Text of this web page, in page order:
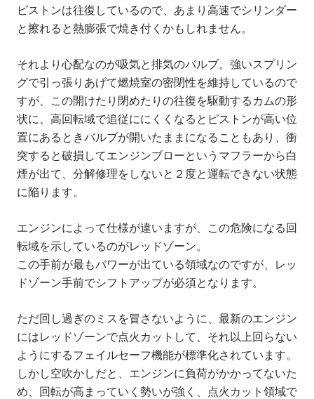
ピストンは往復しているので、あまり高速でシリンダー
と擦れると熱膨張で焼き付くかもしれません。
それより心配なのが吸気と排気のバルブ。強いスプリン
グで引っ張りあげて燃焼室の密閉性を維持しているので
すが、この開けたり閉めたりの往復を駆動するカムの形
状に、高回転域で追従ににくくなるとピストンが高い位
置にあるときバルブが開いたままになることもあり、衝
突すると破損してエンジンブローというマフラーから白
煙が出て、分解修理をしないと２度と運転できない状態
に陥ります。
エンジンによって仕様が違いますが、この危険になる回
転域を示しているのがレッドゾーン。
この手前が最もパワーが出ている領域なのですが、レッ
ドゾーン手前でシフトアップが必須となります。
ただ回し過ぎのミスを冒さないように、最新のエンジン
にはレッドゾーンで点火カットして、それ以上回らない
ようにするフェイルセーフ機能が標準化されています。
しかし空吹かしだと、エンジンに負荷がかかってないた
め、回転が高まっていく勢いが強く、点火カット領域で